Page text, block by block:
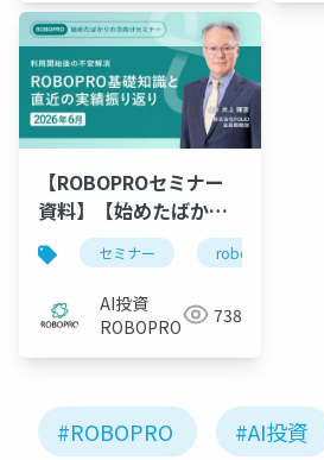
【ROBOPROセミナー
資料】【始めたばかり
の方向け】利用開始後
の不安解消
ROBOPROの基礎知識
と直近の実績振り返り
セミナー robopro
AI投資
ROBOPRO
738
#ROBOPRO #AI投資